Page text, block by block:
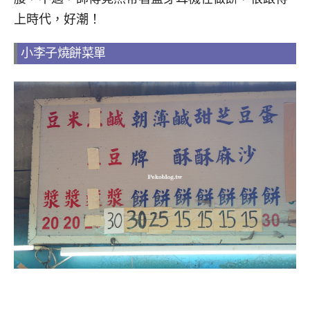
上時代，好潮！
小李子燒餅菜單